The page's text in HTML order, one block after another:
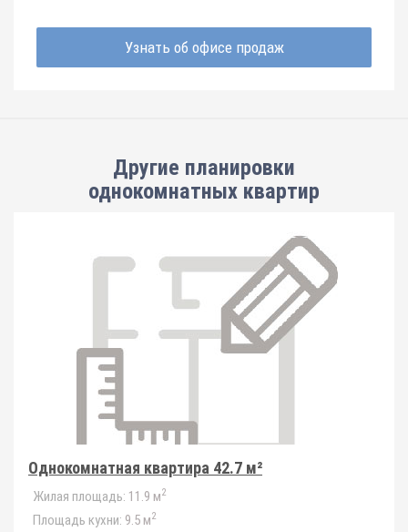
Узнать об офисе продаж
Другие планировки
однокомнатных квартир
Однокомнатная квартира 42.7 м²
Жилая площадь: 11.9 м2
Площадь кухни: 9.5 м2